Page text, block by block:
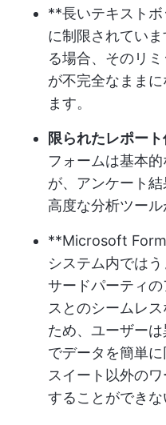
**長いテキスト
に制限されてい
る場合、そのリ
が不完全なまま
ます。
限られたレポー
フォームは基本
が、アンケート
高度な分析ツール
**Microsoft
システム内では
サードパーティ
スとのシームレ
ため、ユーザー
でデータを簡単
スイート以外の
することができな